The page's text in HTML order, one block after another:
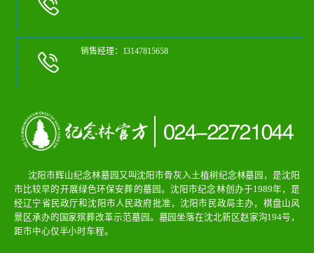
销售经理：13147815658
沈阳市辉山纪念林墓园又叫沈阳市骨灰入土植树纪念林墓园，是沈阳
市比较早的开展绿色环保安葬的墓园。沈阳市纪念林创办于1989年，是
经辽宁省民政厅和沈阳市人民政府批准，沈阳市民政局主办，棋盘山风
景区承办的国家殡葬改革示范墓园。墓园坐落在沈北新区赵家沟194号，
距市中心仅半小时车程。